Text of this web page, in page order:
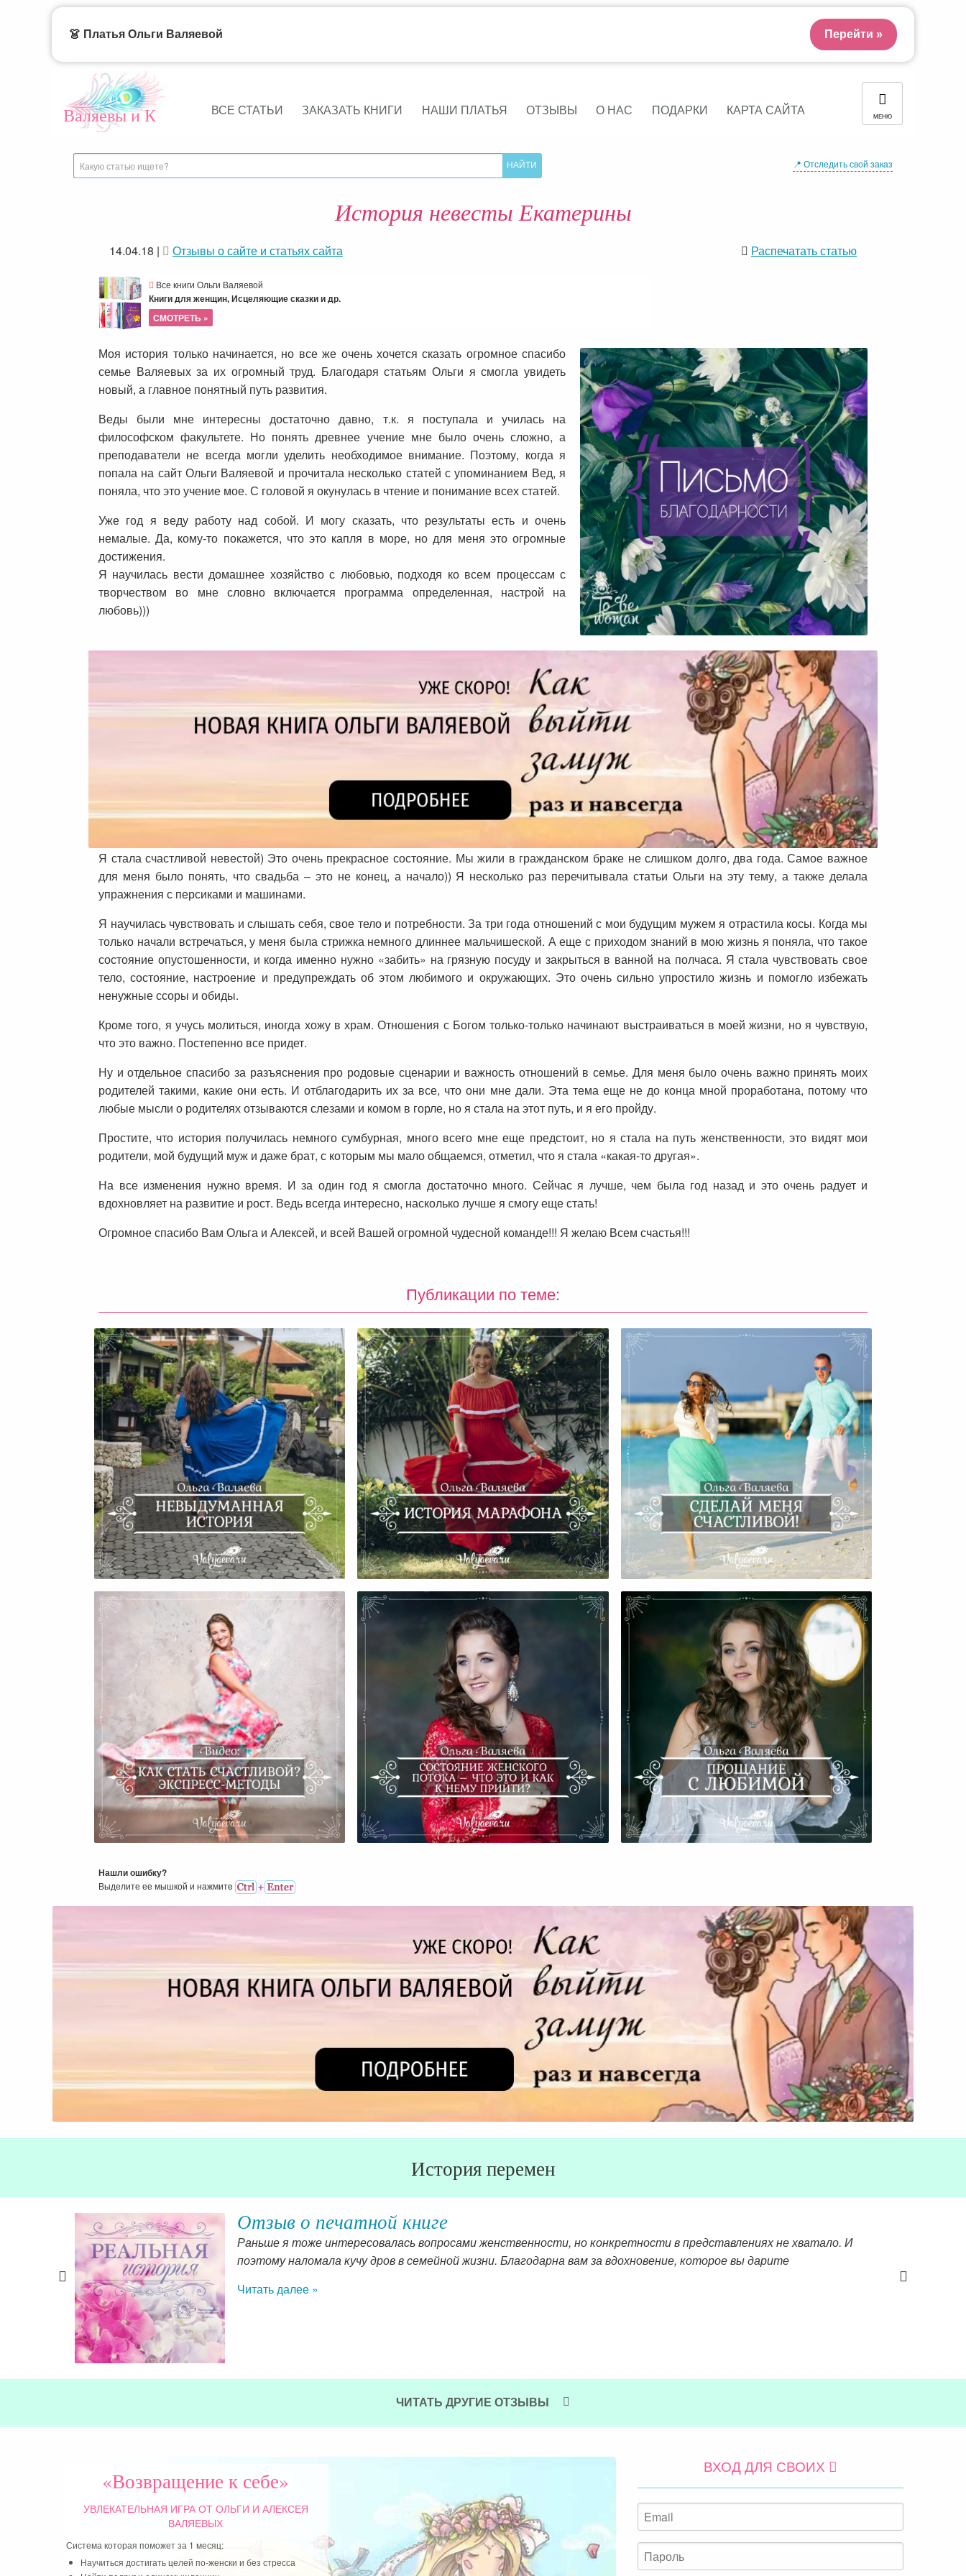
Валяевы и К ВСЕ СТАТЬИ ЗАКАЗАТЬ КНИГИ НАШИ ПЛАТЬЯ ОТЗЫВЫ О НАС ПОДАРКИ КАРТА САЙТА МЕНЮ
📍 Отследить свой заказ
История невесты Екатерины
14.04.18 | Отзывы о сайте и статьях сайта Распечатать статью
Все книги Ольги Валяевой
Книги для женщин, Исцеляющие сказки и др.
СМОТРЕТЬ »
Моя история только начинается, но все же очень хочется сказать огромное спасибо
семье Валяевых за их огромный труд. Благодаря статьям Ольги я смогла увидеть
новый, а главное понятный путь развития.
Веды были мне интересны достаточно давно, т.к. я поступала и училась на
философском факультете. Но понять древнее учение мне было очень сложно, а
преподаватели не всегда могли уделить необходимое внимание. Поэтому, когда я
попала на сайт Ольги Валяевой и прочитала несколько статей с упоминанием Вед, я
поняла, что это учение мое. С головой я окунулась в чтение и понимание всех статей.
Уже год я веду работу над собой. И могу сказать, что результаты есть и очень
немалые. Да, кому-то покажется, что это капля в море, но для меня это огромные
достижения.
Я научилась вести домашнее хозяйство с любовью, подходя ко всем процессам с
творчеством во мне словно включается программа определенная, настрой на
любовь)))
Я стала счастливой невестой) Это очень прекрасное состояние. Мы жили в гражданском браке не слишком долго, два года. Самое важное
для меня было понять, что свадьба – это не конец, а начало)) Я несколько раз перечитывала статьи Ольги на эту тему, а также делала
упражнения с персиками и машинами.
Я научилась чувствовать и слышать себя, свое тело и потребности. За три года отношений с мои будущим мужем я отрастила косы. Когда мы
только начали встречаться, у меня была стрижка немного длиннее мальчишеской. А еще с приходом знаний в мою жизнь я поняла, что такое
состояние опустошенности, и когда именно нужно «забить» на грязную посуду и закрыться в ванной на полчаса. Я стала чувствовать свое
тело, состояние, настроение и предупреждать об этом любимого и окружающих. Это очень сильно упростило жизнь и помогло избежать
ненужные ссоры и обиды.
Кроме того, я учусь молиться, иногда хожу в храм. Отношения с Богом только-только начинают выстраиваться в моей жизни, но я чувствую,
что это важно. Постепенно все придет.
Ну и отдельное спасибо за разъяснения про родовые сценарии и важность отношений в семье. Для меня было очень важно принять моих
родителей такими, какие они есть. И отблагодарить их за все, что они мне дали. Эта тема еще не до конца мной проработана, потому что
любые мысли о родителях отзываются слезами и комом в горле, но я стала на этот путь, и я его пройду.
Простите, что история получилась немного сумбурная, много всего мне еще предстоит, но я стала на путь женственности, это видят мои
родители, мой будущий муж и даже брат, с которым мы мало общаемся, отметил, что я стала «какая-то другая».
На все изменения нужно время. И за один год я смогла достаточно много. Сейчас я лучше, чем была год назад и это очень радует и
вдохновляет на развитие и рост. Ведь всегда интересно, насколько лучше я смогу еще стать!
Огромное спасибо Вам Ольга и Алексей, и всей Вашей огромной чудесной команде!!! Я желаю Всем счастья!!!
Публикации по теме:
Невыдуманная История История Марафона Сделай Меня Счастливой!
Как Стать Счастливой?
Экспресс-Методы
Состояние Женского Потока –
Что Это И Как К Нему Прийти?
Прощание С Любимой
Нашли ошибку?
Выделите ее мышкой и нажмитe
История перемен
Отзыв о печатной книге
Раньше я тоже интересовалась вопросами женственности, но конкретности в представлениях не хватало. И
поэтому наломала кучу дров в семейной жизни. Благодарна вам за вдохновение, которое вы дарите
Читать далее »
ЧИТАТЬ ДРУГИЕ ОТЗЫВЫ
«Возвращение к себе»
УВЛЕКАТЕЛЬНАЯ ИГРАОТ ОЛЬГИ И АЛЕКСЕЯ
ВАЛЯЕВЫХ
Система которая поможет за 1 месяц:
Научиться достигать целей по-женски и без стресса
ВХОД ДЛЯ СВОИХ
👗 Платья Ольги Валяевой Перейти »